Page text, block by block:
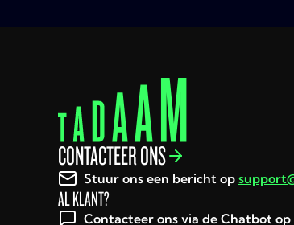
CONTACTEER ONS
Stuur ons een bericht op
AL KLANT?
Contacteer ons via de Chatbot op